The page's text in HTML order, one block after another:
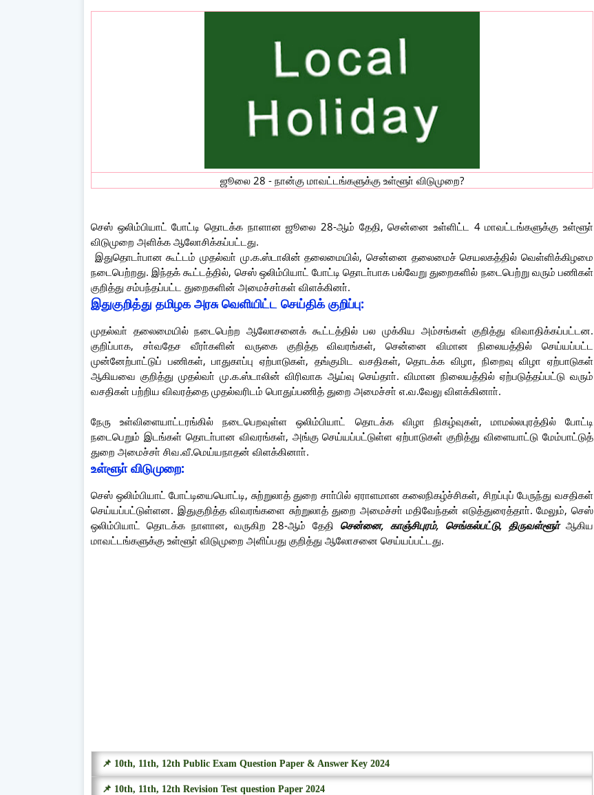
ஜூலை 28 - நான்கு மாவட்டங்களுக்கு உள்ளூா் விடுமுறை?
செஸ் ஒலிம்பியாட் போட்டி தொடக்க நாளான ஜூலை 28-ஆம் தேதி, சென்னை உள்ளிட்ட 4 மாவட்டங்களுக்கு உள்ளூா்
விடுமுறை அளிக்க ஆலோசிக்கப்பட்டது.
இதுதொடா்பான கூட்டம் முதல்வா் மு.க.ஸ்டாலின் தலைமையில், சென்னை தலைமைச் செயலகத்தில் வெள்ளிக்கிழமை
நடைபெற்றது. இந்தக் கூட்டத்தில், செஸ் ஒலிம்பியாட் போட்டி தொடா்பாக பல்வேறு துறைகளில் நடைபெற்று வரும் பணிகள்
குறித்து சம்பந்தப்பட்ட துறைகளின் அமைச்சா்கள் விளக்கினா்.
இதுகுறித்து தமிழக அரசு வெளியிட்ட செய்திக் குறிப்பு:
முதல்வா் தலைமையில் நடைபெற்ற ஆலோசனைக் கூட்டத்தில் பல முக்கிய அம்சங்கள் குறித்து விவாதிக்கப்பட்டன.
குறிப்பாக, சா்வதேச வீரா்களின் வருகை குறித்த விவரங்கள், சென்னை விமான நிலையத்தில் செய்யப்பட்ட
முன்னேற்பாட்டுப் பணிகள், பாதுகாப்பு ஏற்பாடுகள், தங்குமிட வசதிகள், தொடக்க விழா, நிறைவு விழா ஏற்பாடுகள்
ஆகியவை குறித்து முதல்வா் மு.க.ஸ்டாலின் விரிவாக ஆய்வு செய்தாா். விமான நிலையத்தில் ஏற்படுத்தப்பட்டு வரும்
வசதிகள் பற்றிய விவரத்தை முதல்வரிடம் பொதுப்பணித் துறை அமைச்சா் எ.வ.வேலு விளக்கினாா்.
நேரு உள்விளையாட்டரங்கில் நடைபெறவுள்ள ஒலிம்பியாட் தொடக்க விழா நிகழ்வுகள், மாமல்லபுரத்தில் போட்டி
நடைபெறும் இடங்கள் தொடா்பான விவரங்கள், அங்கு செய்யப்பட்டுள்ள ஏற்பாடுகள் குறித்து விளையாட்டு மேம்பாட்டுத்
துறை அமைச்சா் சிவ.வீ.மெய்யநாதன் விளக்கினாா்.
உள்ளூா் விடுமுறை:
செஸ் ஒலிம்பியாட் போட்டியையொட்டி, சுற்றுலாத் துறை சாா்பில் ஏராளமான கலைநிகழ்ச்சிகள், சிறப்புப் பேருந்து வசதிகள்
செய்யப்பட்டுள்ளன. இதுகுறித்த விவரங்களை சுற்றுலாத் துறை அமைச்சா் மதிவேந்தன் எடுத்துரைத்தாா். மேலும், செஸ்
ஒலிம்பியாட் தொடக்க நாளான, வருகிற 28-ஆம் தேதி சென்னை, காஞ்சிபுரம், செங்கல்பட்டு, திருவள்ளூா்ஆகிய
மாவட்டங்களுக்கு உள்ளூா் விடுமுறை அளிப்பது குறித்து ஆலோசனை செய்யப்பட்டது.
📌 10th, 11th, 12th Public Exam Question Paper & Answer Key 2024
📌 10th, 11th, 12th Revision Test question Paper 2024